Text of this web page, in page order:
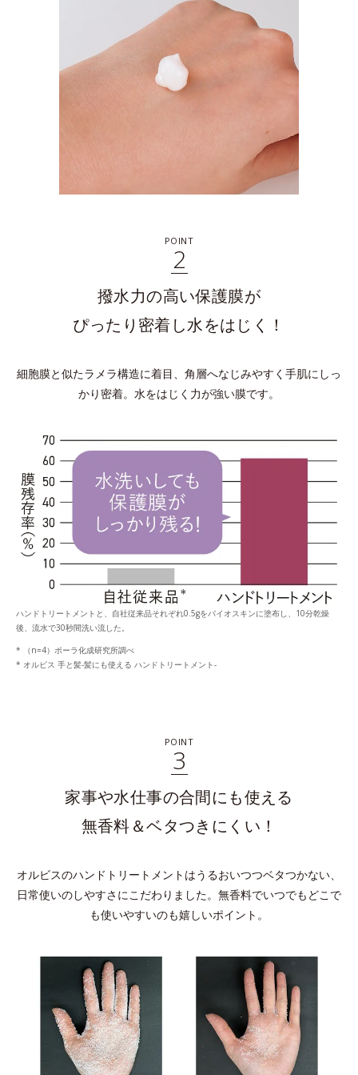
POINT
2
撥水力の高い保護膜が
ぴったり密着し水をはじく！
細胞膜と似たラメラ構造に着目、角層へなじみやすく手肌にしっ
かり密着。水をはじく力が強い膜です。
ハンドトリートメントと、自社従来品それぞれ0.5gをバイオスキンに塗布し、10分乾燥
後、流水で30秒間洗い流した。
* （n=4）ポーラ化成研究所調べ
* オルビス 手と髪-髪にも使える ハンドトリートメント-
POINT
3
家事や水仕事の合間にも使える
無香料＆ベタつきにくい！
オルビスのハンドトリートメントはうるおいつつベタつかない、
日常使いのしやすさにこだわりました。無香料でいつでもどこで
も使いやすいのも嬉しいポイント。